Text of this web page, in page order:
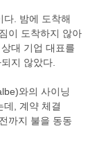
다. 밤에 도착해
이 도착하지 않아
대 기업 대표를
지 않았다.
와의 사이닝
, 계약 체결
까지 불을 동동